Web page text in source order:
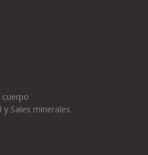
cuerpo
y Sales minerales